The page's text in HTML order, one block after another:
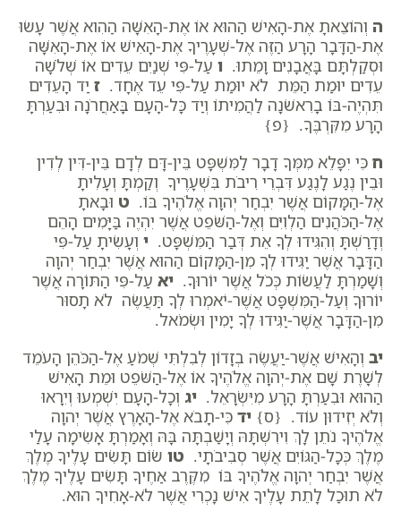
ה וְהוֹצֵאתָ אֶת-הָאִישׁ הַהוּא אוֹ אֶת-הָאִשָּׁה הַהִוא אֲשֶׁר עָשׂוּ
אֶת-הַדָּבָר הָרָע הַזֶּה אֶל-שְׁעָרֶיךָ אֶת-הָאִישׁ אוֹ אֶת-הָאִשָּׁה
וּסְקַלְתָּם בָּאֲבָנִים וָמֵתוּ. ו עַל-פִּי שְׁנַיִם עֵדִים אוֹ שְׁלֹשָׁה
עֵדִים יוּמַת הַמֵּת לֹא יוּמַת עַל-פִּי עֵד אֶחָד. ז יַד הָעֵדִים
תִּהְיֶה-בּוֹ בָרִאשֹׁנָה לַהֲמִיתוֹ וְיַד כָּל-הָעָם בָּאַחֲרֹנָה וּבִעַרְתָּ
הָרָע מִקִּרְבֶּךָ. {פ}
ח כִּי יִפָּלֵא מִמְּךָ דָבָר לַמִּשְׁפָּט בֵּין-דָּם לְדָם בֵּין-דִּין לְדִין
וּבֵין נֶגַע לָנֶגַע דִּבְרֵי רִיבֹת בִּשְׁעָרֶיךָ וְקַמְתָּ וְעָלִיתָ
אֶל-הַמָּקוֹם אֲשֶׁר יִבְחַר יְהוָה אֱלֹהֶיךָ בּוֹ. ט וּבָאתָ
אֶל-הַכֹּהֲנִים הַלְוִיִּם וְאֶל-הַשֹּׁפֵט אֲשֶׁר יִהְיֶה בַּיָּמִים הָהֵם
וְדָרַשְׁתָּ וְהִגִּידוּ לְךָ אֵת דְּבַר הַמִּשְׁפָּט. י וְעָשִׂיתָ עַל-פִּי
הַדָּבָר אֲשֶׁר יַגִּידוּ לְךָ מִן-הַמָּקוֹם הַהוּא אֲשֶׁר יִבְחַר יְהוָה
וְשָׁמַרְתָּ לַעֲשׂוֹת כְּכֹל אֲשֶׁר יוֹרוּךָ. יא עַל-פִּי הַתּוֹרָה אֲשֶׁר
יוֹרוּךָ וְעַל-הַמִּשְׁפָּט אֲשֶׁר-יֹאמְרוּ לְךָ תַּעֲשֶׂה לֹא תָסוּר
מִן-הַדָּבָר אֲשֶׁר-יַגִּידוּ לְךָ יָמִין וּשְׂמֹאל.
יב וְהָאִישׁ אֲשֶׁר-יַעֲשֶׂה בְזָדוֹן לְבִלְתִּי שְׁמֹעַ אֶל-הַכֹּהֵן הָעֹמֵד
לְשָׁרֶת שָׁם אֶת-יְהוָה אֱלֹהֶיךָ אוֹ אֶל-הַשֹּׁפֵט וּמֵת הָאִישׁ
הַהוּא וּבִעַרְתָּ הָרָע מִיִּשְׂרָאֵל. יג וְכָל-הָעָם יִשְׁמְעוּ וְיִרָאוּ
וְלֹא יְזִידוּן עוֹד. {ס} יד כִּי-תָבֹא אֶל-הָאָרֶץ אֲשֶׁר יְהוָה
אֱלֹהֶיךָ נֹתֵן לָךְ וִירִשְׁתָּהּ וְיָשַׁבְתָּה בָּהּ וְאָמַרְתָּ אָשִׂימָה עָלַי
מֶלֶךְ כְּכָל-הַגּוֹיִם אֲשֶׁר סְבִיבֹתָי. טו שׂוֹם תָּשִׂים עָלֶיךָ מֶלֶךְ
אֲשֶׁר יִבְחַר יְהוָה אֱלֹהֶיךָ בּוֹ מִקֶּרֶב אַחֶיךָ תָּשִׂים עָלֶיךָ מֶלֶךְ
לֹא תוּכַל לָתֵת עָלֶיךָ אִישׁ נָכְרִי אֲשֶׁר לֹא-אָחִיךָ הוּא.